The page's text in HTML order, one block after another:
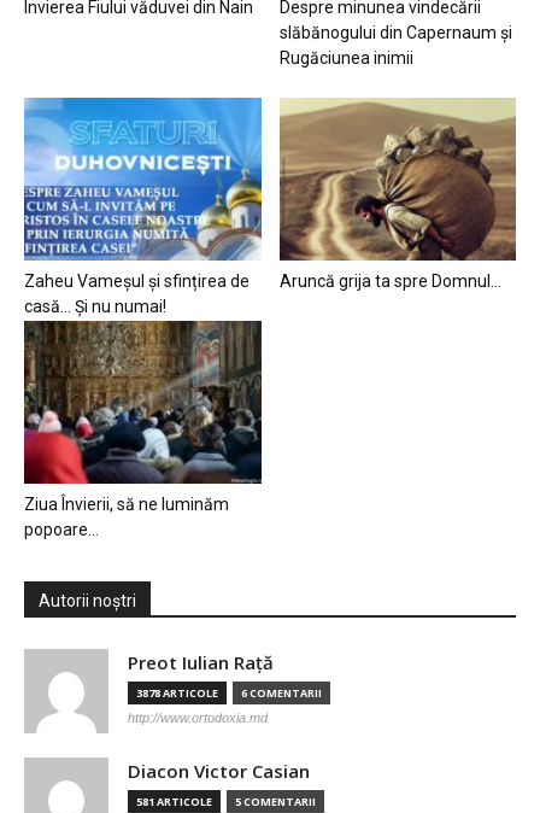
Învierea Fiului văduvei din Nain
Despre minunea vindecării
slăbănogului din Capernaum și
Rugăciunea inimii
Zaheu Vameșul și sfințirea de
casă… Și nu numai!
Aruncă grija ta spre Domnul…
Ziua Învierii, să ne luminăm
popoare…
Autorii noștri
Preot Iulian Raţă
3878 ARTICOLE 6 COMENTARII
http://www.ortodoxia.md
Diacon Victor Casian
581 ARTICOLE 5 COMENTARII